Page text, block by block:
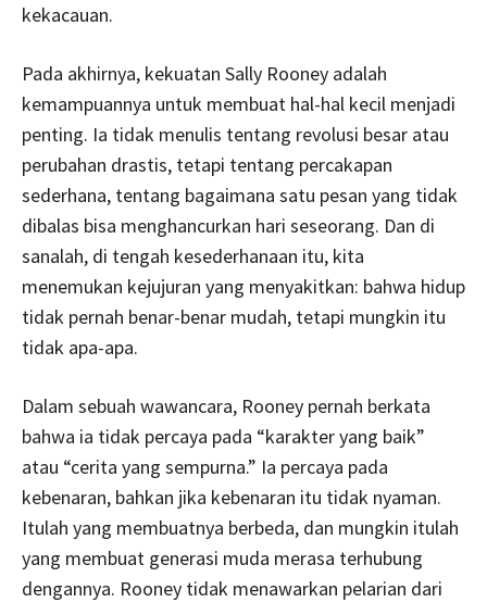
kekacauan.
Pada akhirnya, kekuatan Sally Rooney adalah
kemampuannya untuk membuat hal-hal kecil menjadi
penting. Ia tidak menulis tentang revolusi besar atau
perubahan drastis, tetapi tentang percakapan
sederhana, tentang bagaimana satu pesan yang tidak
dibalas bisa menghancurkan hari seseorang. Dan di
sanalah, di tengah kesederhanaan itu, kita
menemukan kejujuran yang menyakitkan: bahwa hidup
tidak pernah benar-benar mudah, tetapi mungkin itu
tidak apa-apa.
Dalam sebuah wawancara, Rooney pernah berkata
bahwa ia tidak percaya pada “karakter yang baik”
atau “cerita yang sempurna.” Ia percaya pada
kebenaran, bahkan jika kebenaran itu tidak nyaman.
Itulah yang membuatnya berbeda, dan mungkin itulah
yang membuat generasi muda merasa terhubung
dengannya. Rooney tidak menawarkan pelarian dari